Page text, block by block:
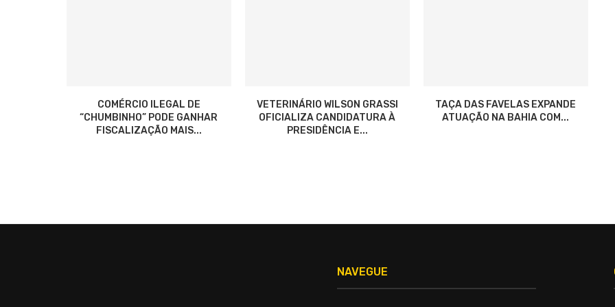
COMÉRCIO ILEGAL DE
“CHUMBINHO” PODE GANHAR
FISCALIZAÇÃO MAIS...
VETERINÁRIO WILSON GRASSI
OFICIALIZA CANDIDATURA À
PRESIDÊNCIA E...
TAÇA DAS FAVELAS EXPANDE
ATUAÇÃO NA BAHIA COM...
NAVEGUE